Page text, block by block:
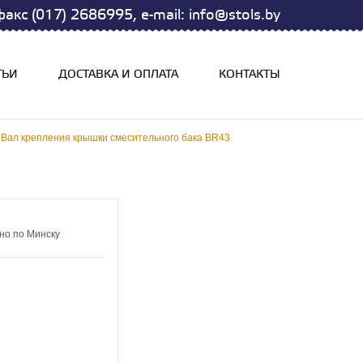
(017) 2686995, e-mail: info@stols.by
ДОСТАВКА И ОПЛАТА КОНТАКТЫ
Вал крепления крышки смесительного бака BR43
по Минску